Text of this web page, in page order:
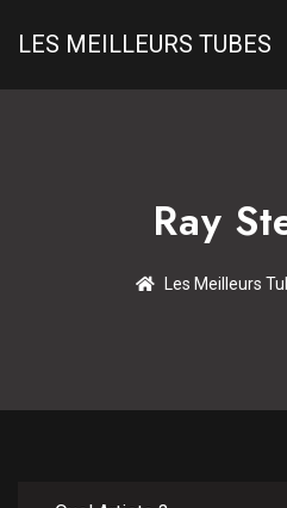
LES MEILLEURS TUBES
Ray
Les Meilleurs